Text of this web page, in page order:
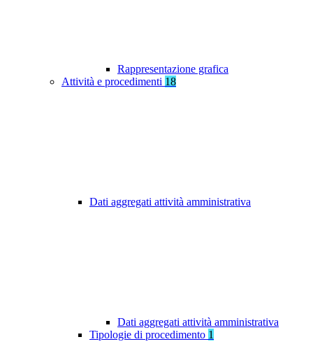
Rappresentazione grafica
Attività e procedimenti 18
Dati aggregati attività amministrativa
Dati aggregati attività amministrativa
Tipologie di procedimento 1